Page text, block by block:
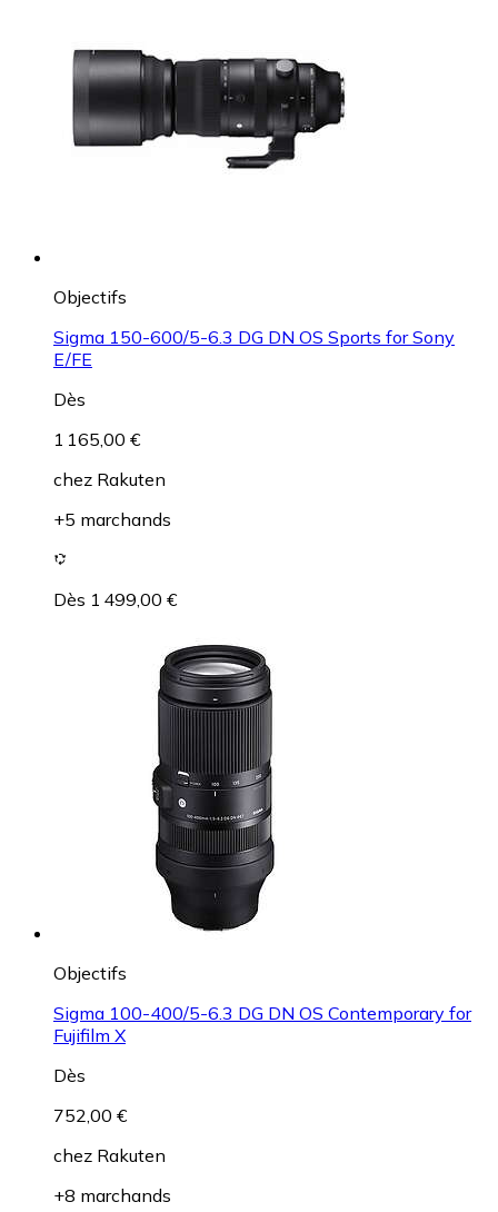
Objectifs
Sigma 150-600/5-6.3 DG DN OS Sports for Sony
E/FE
Dès
1 165,00 €
chez Rakuten
+5 marchands
Dès 1 499,00 €
Objectifs
Sigma 100-400/5-6.3 DG DN OS Contemporary for
Fujifilm X
Dès
752,00 €
chez Rakuten
+8 marchands